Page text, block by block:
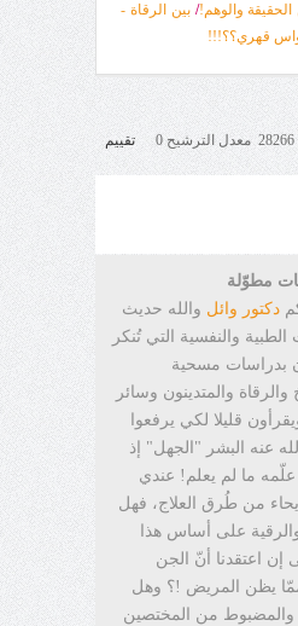
الحقيقة والوهم!/بين الرقاة -
قهري؟؟!!!
تقييم
مطوّلة
دكتور وائل والله حديث
والنفسية التي تُنكر
بدراسات مسحية
والرقاة والمتدينون وسائر
قليلا لكي يرفعوا
عنه البشر "الجهل" إذ
علّمه ما لم يعلم! عندي
من طُرق العلاج، فهل
على أساس هذا
إن اعتقدنا أنّ الجن
يظن المريض !؟ وهل
والمضبوط من المختصين